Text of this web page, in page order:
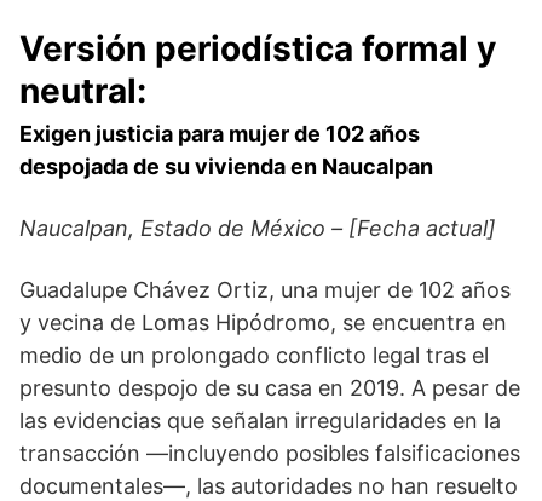
Versión periodística formal y
neutral:
Exigen justicia para mujer de 102 años
despojada de su vivienda en Naucalpan
Naucalpan, Estado de México – [Fecha actual]
Guadalupe Chávez Ortiz, una mujer de 102 años
y vecina de Lomas Hipódromo, se encuentra en
medio de un prolongado conflicto legal tras el
presunto despojo de su casa en 2019. A pesar de
las evidencias que señalan irregularidades en la
transacción —incluyendo posibles falsificaciones
documentales—, las autoridades no han resuelto